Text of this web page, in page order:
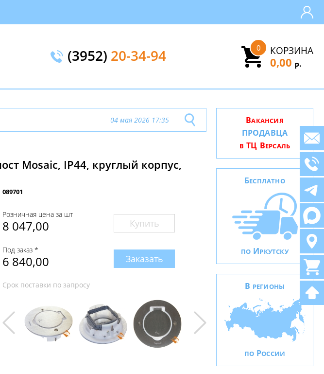
(3952) 20-34-94 КОРЗИНА
0
0,00 Р.
04 мая 2026 17:35
Mosaic, IP44, круглый корпус,
089701
Розничная цена за шт
8 047,00 Купить
Под заказ *
6 840,00 Заказать
Срок поставки по запросу
ВАКАНСИЯ
ПРОДАВЦА
В ТЦ ВЕРСАЛЬ
БЕСПЛАТНО
ПО ИРКУТСКУ
В РЕГИОНЫ
ПО РОССИИ